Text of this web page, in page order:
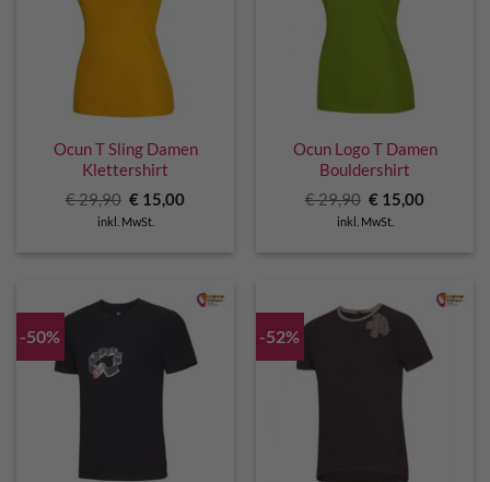
Ocun T Sling Damen
Klettershirt
€29,90 Ursprünglicher
Preis
war:
€ 15,00Aktueller
inkl. MwSt.
Ocun Logo T Damen
Bouldershirt
€29,90 Ursprünglicher
Preis
war:
€ 15,00
inkl. MwSt.
-50% -52%